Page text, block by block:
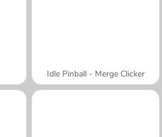
Idle Pinball - Merge Clicker